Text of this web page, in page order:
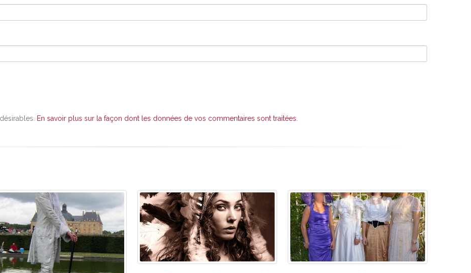
En savoir plus sur la façon dont les données de vos commentaires sont traitées